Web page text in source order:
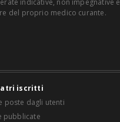
indicative, non impegnative
del proprio medico curante.
iscritti
poste dagli utenti
pubblicate